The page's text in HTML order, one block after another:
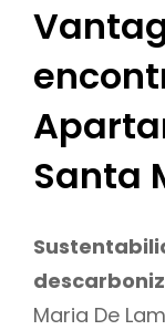
Santa
Maria De